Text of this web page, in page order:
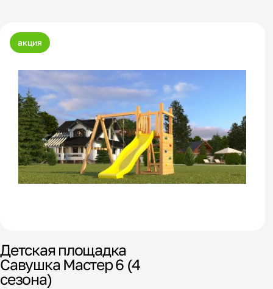
акция
Детская площадка
Савушка Мастер 6 (4
сезона)